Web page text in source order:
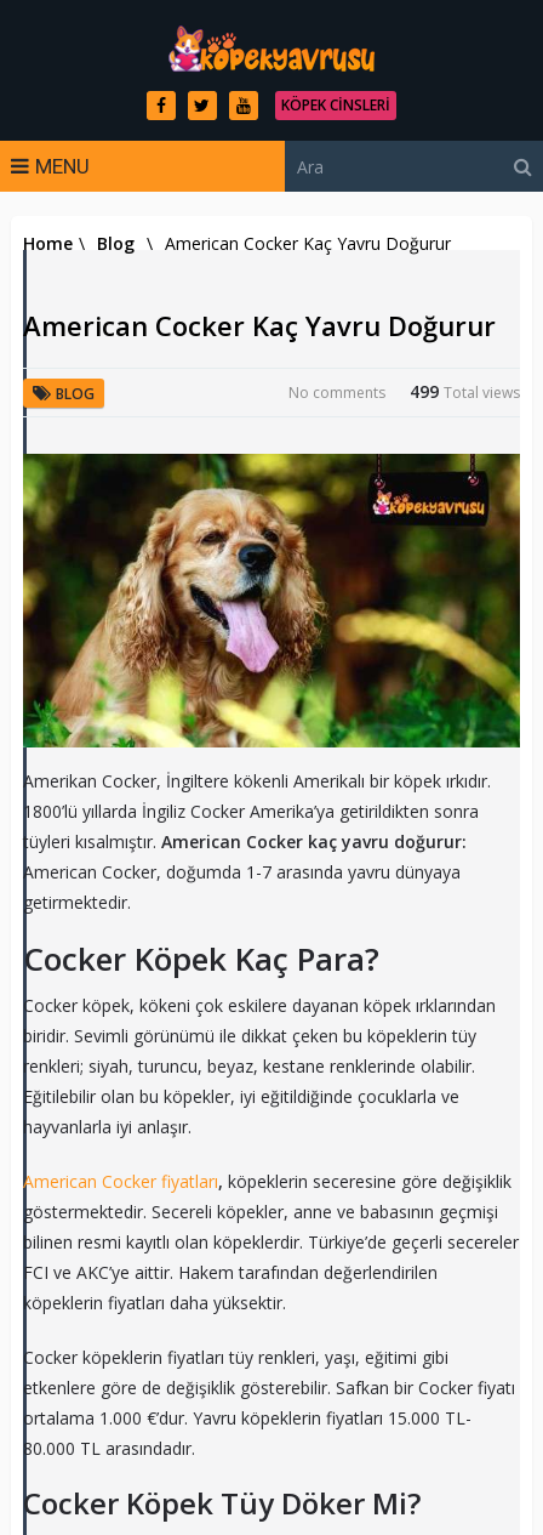
KÖPEK CINSLERI
MENU
Home \ Blog \ American Cocker Kaç Yavru Doğurur
American Cocker Kaç Yavru Doğurur
BLOG 499Total views
No comments
Amerikan Cocker, İngiltere kökenli Amerikalı bir köpek ırkıdır.
1800’lü yıllarda İngiliz Cocker Amerika’ya getirildikten sonra
tüyleri kısalmıştır. American Cocker kaç yavru doğurur:
American Cocker, doğumda 1-7 arasında yavru dünyaya
getirmektedir.
Cocker Köpek Kaç Para?
Cocker köpek, kökeni çok eskilere dayanan köpek ırklarından
biridir. Sevimli görünümü ile dikkat çeken bu köpeklerin tüy
renkleri; siyah, turuncu, beyaz, kestane renklerinde olabilir.
Eğitilebilir olan bu köpekler, iyi eğitildiğinde çocuklarla ve
hayvanlarla iyi anlaşır.
American Cocker fiyatları, köpeklerin seceresine göre değişiklik
göstermektedir. Secereli köpekler, anne ve babasının geçmişi
bilinen resmi kayıtlı olan köpeklerdir. Türkiye’de geçerli secereler
FCI ve AKC’ye aittir. Hakem tarafından değerlendirilen
köpeklerin fiyatları daha yüksektir.
Cocker köpeklerin fiyatları tüy renkleri, yaşı, eğitimi gibi
etkenlere göre de değişiklik gösterebilir. Safkan bir Cocker fiyatı
ortalama 1.000 €’dur. Yavru köpeklerin fiyatları 15.000 TL-
80.000 TL arasındadır.
Cocker Köpek Tüy Döker Mi?